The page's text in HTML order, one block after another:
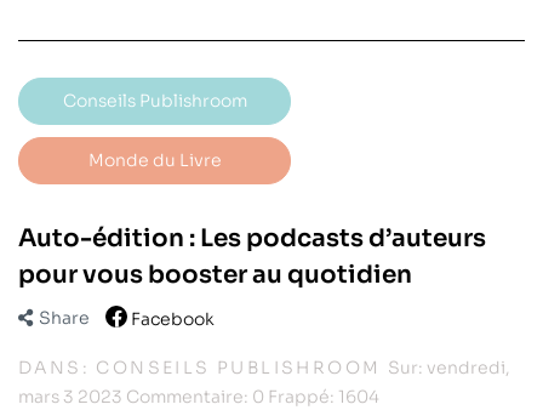
Conseils Publishroom
Monde du Livre
Auto-édition : Les podcasts d’auteurs
pour vous booster au quotidien
Share Facebook
DANS: CONSEILS PUBLISHROOM Sur: vendredi,
mars 3 2023 Commentaire: 0 Frappé: 1604